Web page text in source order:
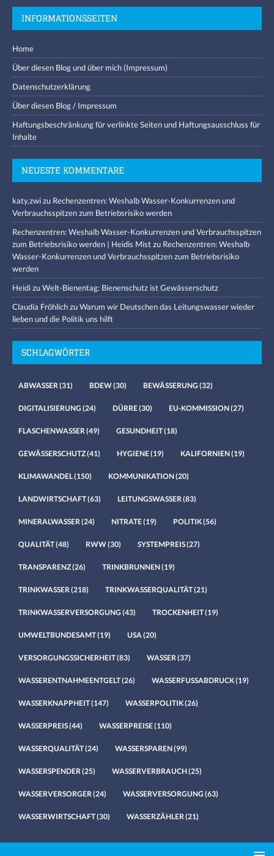
INFORMATIONSSEITEN
Home
Über diesen Blog und über mich (Impressum)
Datenschutzerklärung
Über diesen Blog / Impressum
Haftungsbeschränkung für verlinkte Seiten und Haftungsausschluss für
Inhalte
NEUESTE KOMMENTARE
katy.zwizu Rechenzentren: Weshalb Wasser-Konkurrenzen und
Verbrauchsspitzen zum Betriebsrisiko werden
Rechenzentren: Weshalb Wasser-Konkurrenzen und Verbrauchsspitzen
zum Betriebsrisiko werden | Heidis Mistzu Rechenzentren: Weshalb
Wasser-Konkurrenzen und Verbrauchsspitzen zum Betriebsrisiko
werden
HeidizuWelt-Bienentag: Bienenschutz ist Gewässerschutz
Claudia FröhlichzuWarum wir Deutschen das Leitungswasser wieder
lieben und die Politik uns hilft
SCHLAGWÖRTER
ABWASSER (31) BDEW(30) BEWÄSSERUNG (32)
DIGITALISIERUNG (24) DÜRRE(30) EU-KOMMISSION(27)
FLASCHENWASSER (49) GESUNDHEIT(18)
GEWÄSSERSCHUTZ(41) HYGIENE(19) KALIFORNIEN(19)
KLIMAWANDEL(150) KOMMUNIKATION(20)
LANDWIRTSCHAFT(63) LEITUNGSWASSER (83)
MINERALWASSER (24) NITRATE(19) POLITIK(56)
QUALITÄT(48) RWW(30) SYSTEMPREIS(27)
TRANSPARENZ(26) TRINKBRUNNEN(19)
TRINKWASSER (218) TRINKWASSERQUALITÄT(21)
TRINKWASSERVERSORGUNG (43) TROCKENHEIT(19)
UMWELTBUNDESAMT(19) USA (20)
VERSORGUNGSSICHERHEIT(83) WASSER (37)
WASSERENTNAHMEENTGELT(26) WASSERFUSSABDRUCK(19)
WASSERKNAPPHEIT(147) WASSERPOLITIK(26)
WASSERPREIS(44) WASSERPREISE(110)
WASSERQUALITÄT(24) WASSERSPAREN(99)
WASSERSPENDER (25) WASSERVERBRAUCH(25)
WASSERVERSORGER (24) WASSERVERSORGUNG (63)
WASSERWIRTSCHAFT(30) WASSERZÄHLER (21)